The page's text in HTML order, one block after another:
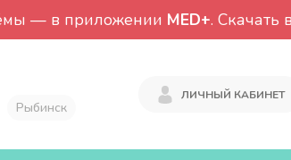
— в приложении MED+. Скачать в
Рыбинск
ЛИЧНЫЙ КАБИНЕТ